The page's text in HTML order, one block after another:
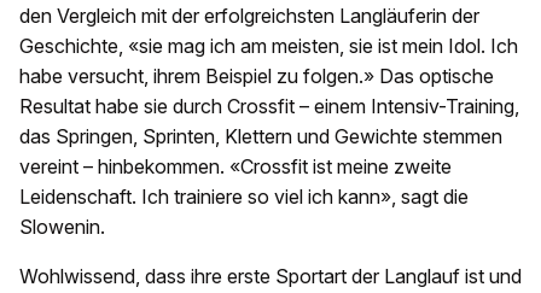
den Vergleich mit der erfolgreichsten Langläuferin der
Geschichte, «sie mag ich am meisten, sie ist mein Idol. Ich
habe versucht, ihrem Beispiel zu folgen.» Das optische
Resultat habe sie durch Crossfit – einem Intensiv-Training,
das Springen, Sprinten, Klettern und Gewichte stemmen
vereint – hinbekommen. «Crossfit ist meine zweite
Leidenschaft. Ich trainiere so viel ich kann», sagt die
Slowenin.
Wohlwissend, dass ihre erste Sportart der Langlauf ist und